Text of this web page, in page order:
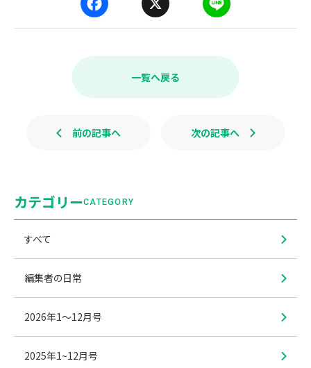
a
e
k
i
e
一覧へ戻る
前の記事へ 次の記事へ
カテゴリーCATEGORY
すべて
編集者の日常
2026年1〜12月号
2025年1~12月号